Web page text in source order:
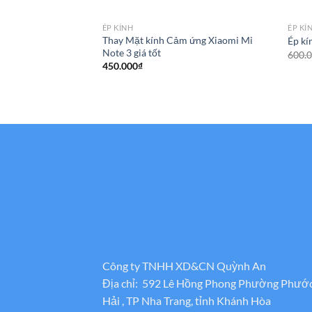
ÉP KÍNH
Thay Mặt kính Cảm ứng Xiaomi Mi
Note 3 giá tốt
450.000₫
ÉP
Ép
Công ty TNHH XD&CN Quỳnh An
Địa chỉ: 592 Lê Hồng Phong Phường
Hải , TP Nha Trang, tỉnh Khánh Hòa